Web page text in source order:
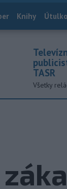
Knihy
TASR
Všetky